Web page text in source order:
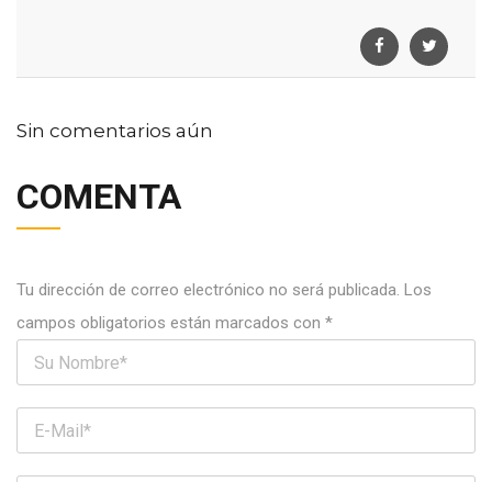
Sin comentarios aún
COMENTA
Tu dirección de correo electrónico no será publicada. Los
campos obligatorios están marcados con *